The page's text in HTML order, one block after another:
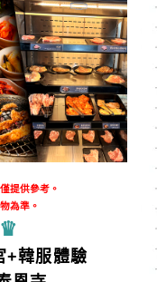
提供參考。
為準。
♛
+韓服體驗